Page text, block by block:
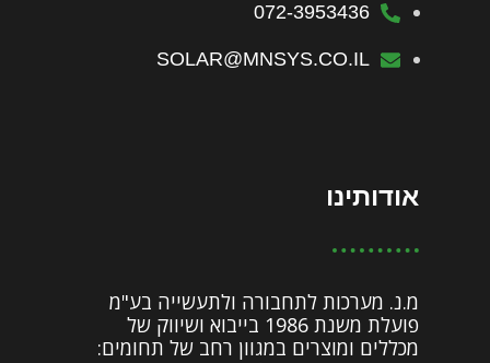
072-3953436
SOLAR@MNSYS.CO.IL
אודותינו
מ.נ. מערכות לתחבורה ולתעשייה בע"מ
פועלת משנת 1986 בייבוא ושיווק של
מכללים ומוצרים במגוון רחב של תחומים: